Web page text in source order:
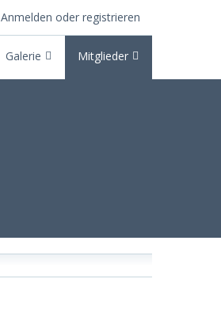
Galerie Mitglieder
Anmelden oder registrieren